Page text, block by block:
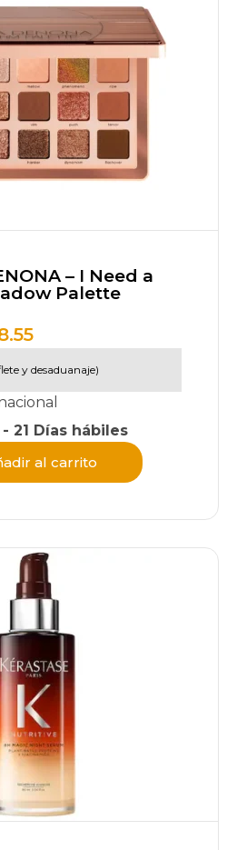
– I Need a
Palette
y desaduanaje)
- 21 Días hábiles
al carrito